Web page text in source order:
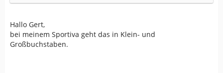
Hallo Gert,
bei meinem Sportiva geht das in Klein- und
Großbuchstaben.